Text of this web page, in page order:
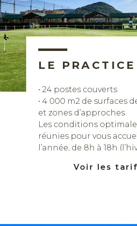
LE PRACTICE
• 24 postes couverts
• 4 000 m2 de surfaces
et zones d’approches
Les conditions
réunies pour vous
l’année, de 8h à 18h
Voir les